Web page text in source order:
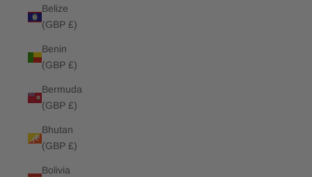
Belize
(GBP £)
Benin
(GBP £)
Bermuda
(GBP £)
Bhutan
(GBP £)
Bolivia